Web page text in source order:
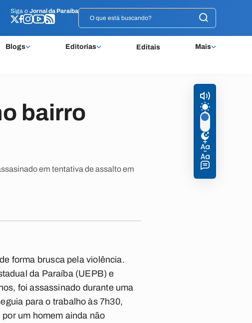
Siga o Jornal da Paraíba
Blogs Editorias Editais Mais
Siga o Jornal da Paraíba
bairro
em tentativa de assalto em
forma brusca pela violência.
da Paraíba (UEPB) e
foi assassinado durante uma
para o trabalho às 7h30,
um homem ainda não